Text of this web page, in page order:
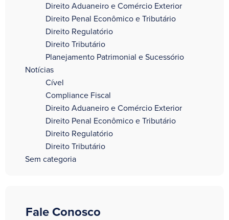
Direito Aduaneiro e Comércio Exterior
Direito Penal Econômico e Tributário
Direito Regulatório
Direito Tributário
Planejamento Patrimonial e Sucessório
Notícias
Cível
Compliance Fiscal
Direito Aduaneiro e Comércio Exterior
Direito Penal Econômico e Tributário
Direito Regulatório
Direito Tributário
Sem categoria
Fale Conosco